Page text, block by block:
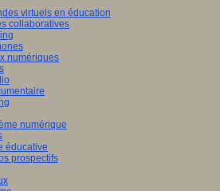
virtuels en éducation
collaboratives
numériques
numérique
éducative
prospectifs